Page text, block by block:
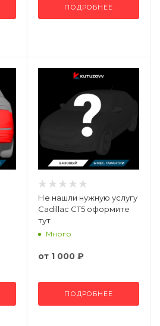
ПОДРОБНЕЕ
Не нашли нужную услугу
Cadillac CT5 оформите
тут
Много
от 1 000 ₽
ПОДРОБНЕЕ